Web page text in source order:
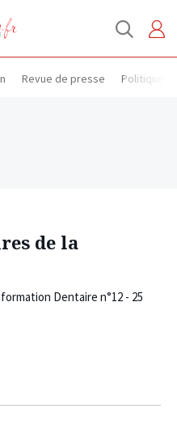
Revue de presse Politique
de la
Dentaire n°12 - 25